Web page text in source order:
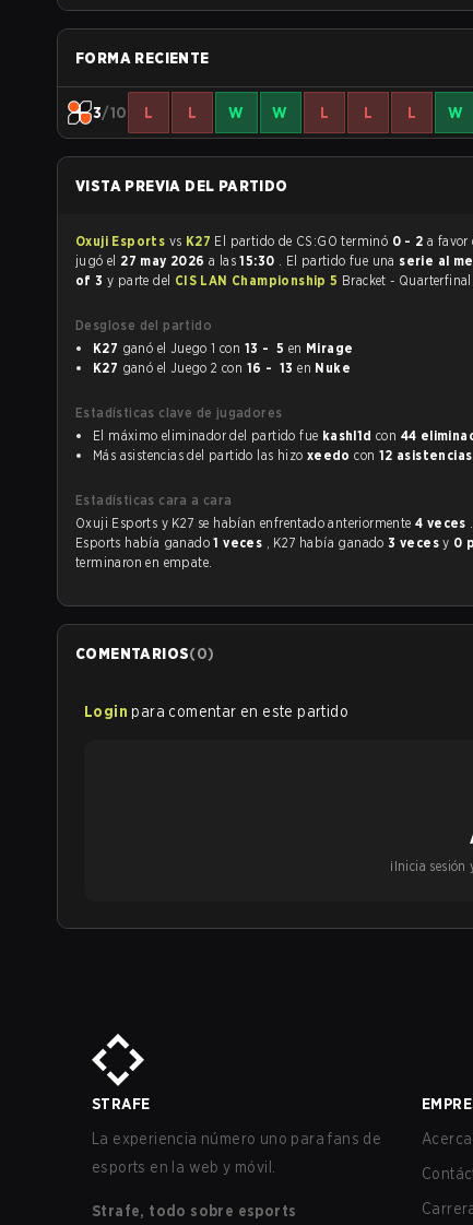
FORMA RECIENTE
3/10 L L W W L L L W
VISTA PREVIA DEL PARTIDO
Oxuji Esports vs K27 El partido de CS:GO terminó 0 - 2 a favor
jugó el 27 may 2026 a las15:30 . El partido fue una serie al
of 3 y parte del CIS LAN Championship 5 Bracket - Quarterfinal.
Desglose del partido
K27
ganó el Juego 1 con 13 - 5 en Mirage
K27
ganó el Juego 2 con 16 - 13 en Nuke
Estadísticas clave de jugadores
El máximo eliminador del partido fue kashl1d con 44
Más asistencias del partido las hizo xeedo con 12 asistencias
Estadísticas cara a cara
Oxuji Esports y K27 se habían enfrentado anteriormente 4 veces
Esports había ganado1 veces , K27 había ganado3 vecesy 0
terminaron en empate.
COMENTARIOS(0)
Login para comentar en este partido
¡Inicia
STRAFE
La experiencia número uno para fans de
esports en la web y móvil.
Strafe, todo sobre esports